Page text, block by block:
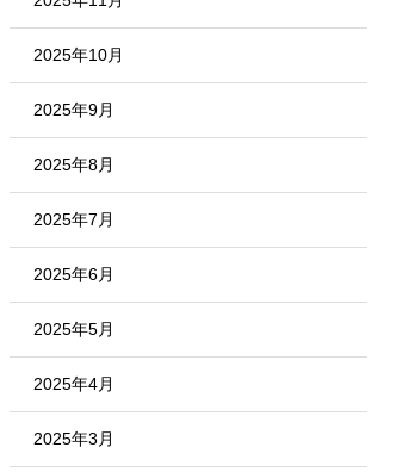
2025年10月
2025年9月
2025年8月
2025年7月
2025年6月
2025年5月
2025年4月
2025年3月